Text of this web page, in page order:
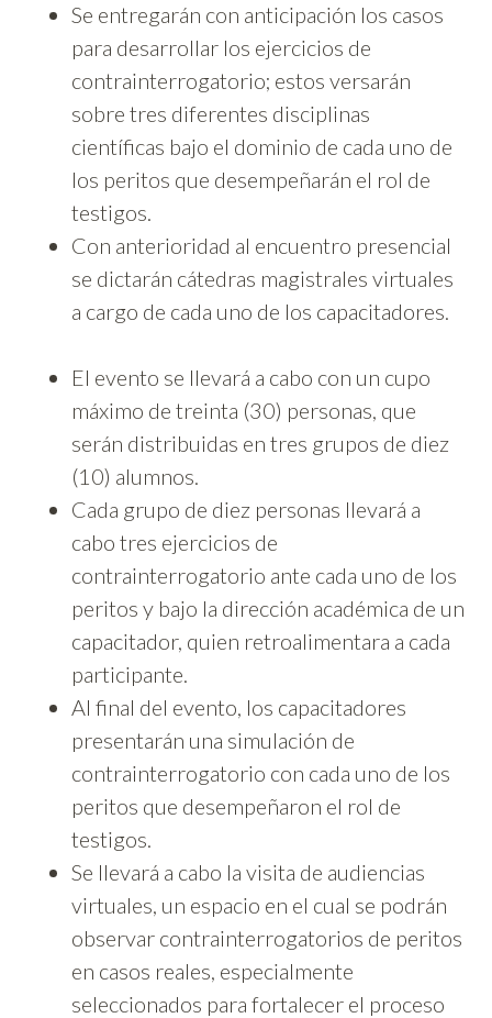
Se entregarán con anticipación los casos
para desarrollar los ejercicios de
contrainterrogatorio; estos versarán
sobre tres diferentes disciplinas
científicas bajo el dominio de cada uno de
los peritos que desempeñarán el rol de
testigos.
Con anterioridad al encuentro presencial
se dictarán cátedras magistrales virtuales
a cargo de cada uno de los capacitadores.
El evento se llevará a cabo con un cupo
máximo de treinta (30) personas, que
serán distribuidas en tres grupos de diez
(10) alumnos.
Cada grupo de diez personas llevará a
cabo tres ejercicios de
contrainterrogatorio ante cada uno de los
peritos y bajo la dirección académica de un
capacitador, quien retroalimentara a cada
participante.
Al final del evento, los capacitadores
presentarán una simulación de
contrainterrogatorio con cada uno de los
peritos que desempeñaron el rol de
testigos.
Se llevará a cabo la visita de audiencias
virtuales, un espacio en el cual se podrán
observar contrainterrogatorios de peritos
en casos reales, especialmente
seleccionados para fortalecer el proceso